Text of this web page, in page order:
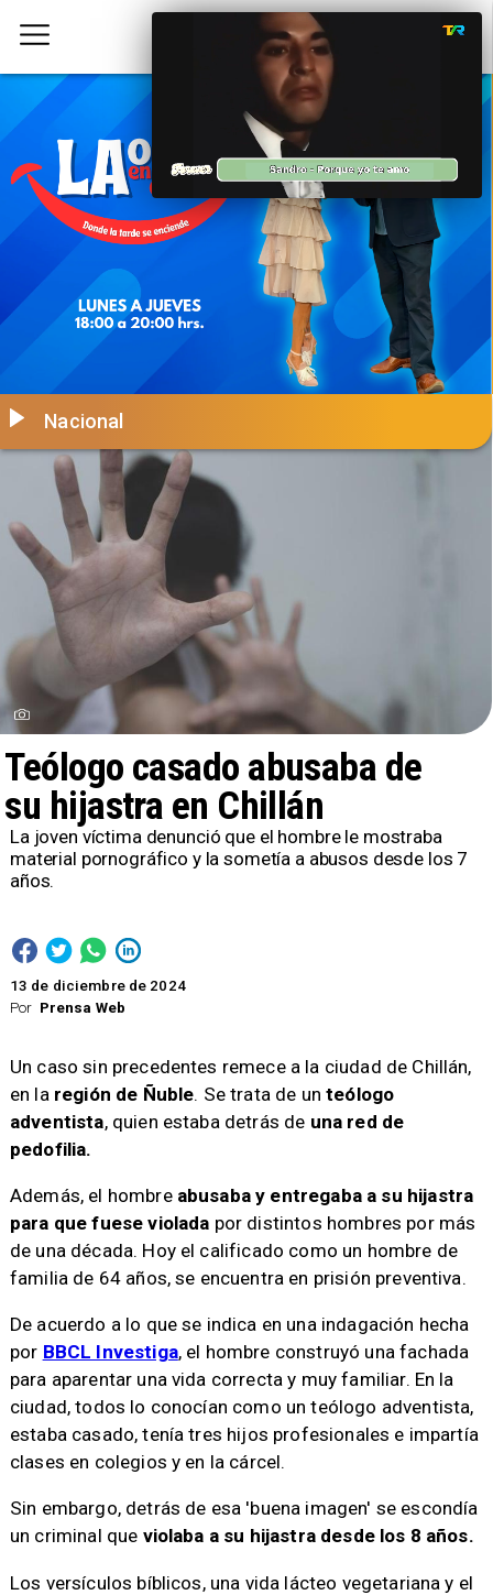
Por Prensa Web
Teólogo casado abusaba de
su hijastra en Chillán
Nacional
13 de diciembre de 2024
La joven víctima denunció que el hombre le mostraba
material pornográfico y la sometía a abusos desde los 7
años.
Un caso sin precedentes remece a la ciudad de Chillán,
en la región de Ñuble. Se trata de un teólogo
adventista, quien estaba detrás de una red de
pedofilia.
Además, el hombre abusaba y entregaba a su hijastra
para que fuese violada por distintos hombres por más
de una década. Hoy el calificado como un hombre de
familia de 64 años, se encuentra en prisión preventiva.
De acuerdo a lo que se indica en una indagación hecha
por BBCL Investiga, el hombre construyó una fachada
para aparentar una vida correcta y muy familiar. En la
ciudad, todos lo conocían como un teólogo adventista,
estaba casado, tenía tres hijos profesionales e impartía
clases en colegios y en la cárcel.
Sin embargo, detrás de esa 'buena imagen' se escondía
un criminal que violaba a su hijastra desde los 8 años.
Los versículos bíblicos, una vida lácteo vegetariana y el